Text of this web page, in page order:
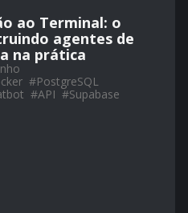
ao Terminal: o
agentes de
na prática
#PostgreSQL
#API #Supabase